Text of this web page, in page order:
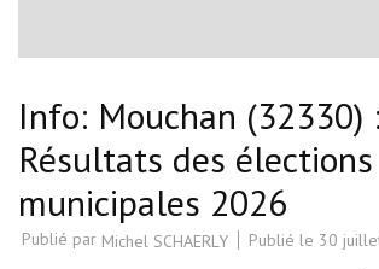
Info: Mouchan (32330) :
Résultats des élections
municipales 2026
Publié par Michel SCHAERLY Publié le 30